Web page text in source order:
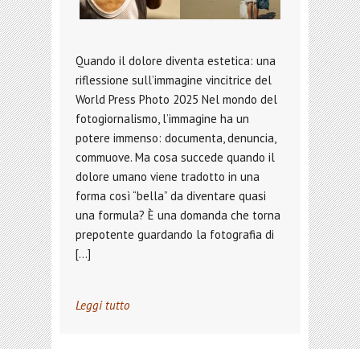
Quando il dolore diventa estetica: una
riflessione sull’immagine vincitrice del
World Press Photo 2025 Nel mondo del
fotogiornalismo, l’immagine ha un
potere immenso: documenta, denuncia,
commuove. Ma cosa succede quando il
dolore umano viene tradotto in una
forma così “bella” da diventare quasi
una formula? È una domanda che torna
prepotente guardando la fotografia di
[…]
Leggi tutto